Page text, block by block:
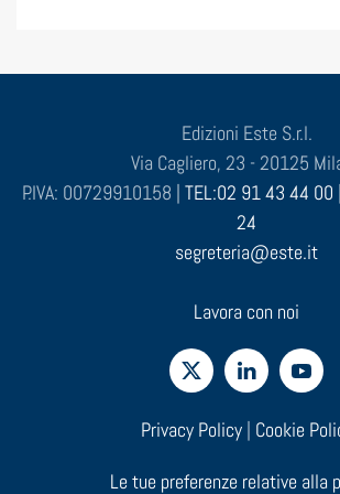
Edizioni Este S.r.l.
Via Cagliero, 23 - 20125
P.IVA: 00729910158 | TEL:02 91 43 44 00 |
24
segreteria@este.it
Lavora con noi
Privacy Policy| Cookie
Le tue preferenze relative alla